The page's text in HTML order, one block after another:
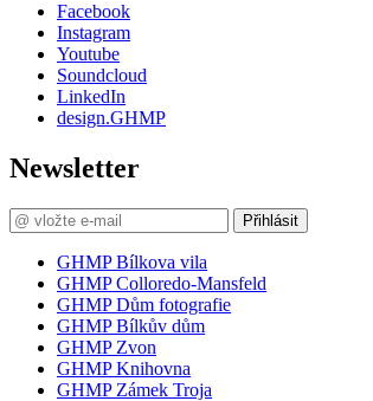
Facebook
Instagram
Youtube
Soundcloud
LinkedIn
design.GHMP
Newsletter
Přihlásit
GHMP Bílkova vila
GHMP Colloredo-Mansfeld
GHMP Dům fotografie
GHMP Bílkův dům
GHMP Zvon
GHMP Knihovna
GHMP Zámek Troja